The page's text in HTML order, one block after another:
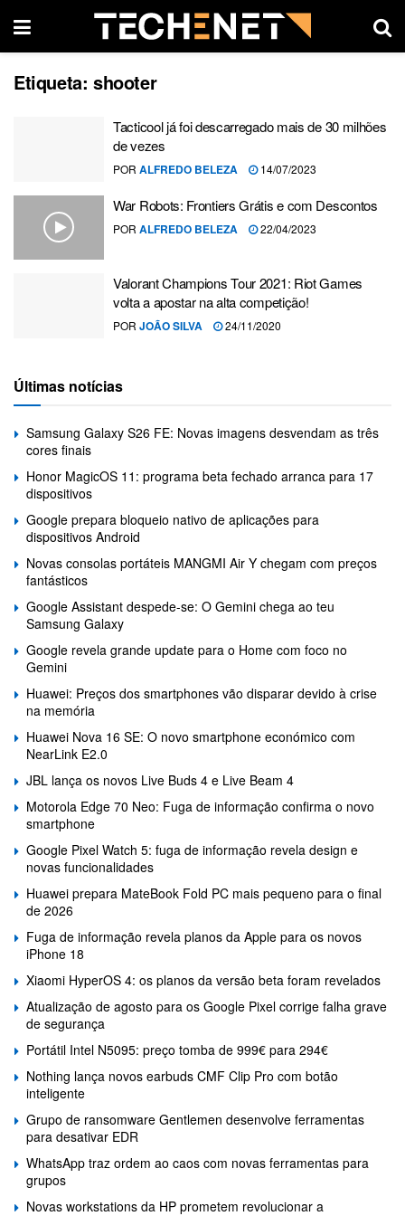
Etiqueta: shooter
Tacticool já foi descarregado mais de 30 milhões
de vezes
POR ALFREDO BELEZA 14/07/2023
War Robots: Frontiers Grátis e com Descontos
POR ALFREDO BELEZA 22/04/2023
Valorant Champions Tour 2021: Riot Games
volta a apostar na alta competição!
POR JOÃO SILVA 24/11/2020
Últimas notícias
Samsung Galaxy S26 FE: Novas imagens desvendam as três
cores finais
Honor MagicOS 11: programa beta fechado arranca para 17
dispositivos
Google prepara bloqueio nativo de aplicações para
dispositivos Android
Novas consolas portáteis MANGMI Air Y chegam com preços
fantásticos
Google Assistant despede-se: O Gemini chega ao teu
Samsung Galaxy
Google revela grande update para o Home com foco no
Gemini
Huawei: Preços dos smartphones vão disparar devido à crise
na memória
Huawei Nova 16 SE: O novo smartphone económico com
NearLink E2.0
JBL lança os novos Live Buds 4 e Live Beam 4
Motorola Edge 70 Neo: Fuga de informação confirma o novo
smartphone
Google Pixel Watch 5: fuga de informação revela design e
novas funcionalidades
Huawei prepara MateBook Fold PC mais pequeno para o final
de 2026
Fuga de informação revela planos da Apple para os novos
iPhone 18
Xiaomi HyperOS 4: os planos da versão beta foram revelados
Atualização de agosto para os Google Pixel corrige falha grave
de segurança
Portátil Intel N5095: preço tomba de 999€ para 294€
Nothing lança novos earbuds CMF Clip Pro com botão
inteligente
Grupo de ransomware Gentlemen desenvolve ferramentas
para desativar EDR
WhatsApp traz ordem ao caos com novas ferramentas para
grupos
Novas workstations da HP prometem revolucionar a